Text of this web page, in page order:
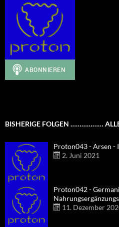
BISHERIGE FOLGEN ………………
Proton043 - Arsen -
2. Juni 2021
Proton042 -
11. Dezember